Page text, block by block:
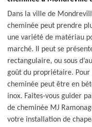
Dans la ville de
cheminée peut prendre
une variété de matériau
marché. Il peut se
rectangulaire, ou sous
goût du propriétaire.
cheminée peut être en
inox. Faites-vous guider
de cheminée MJ
votre installation de